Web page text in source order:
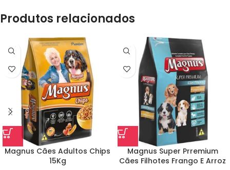
Produtos relacionados
Magnus Cães Adultos Chips
15Kg
Magnus Super Prremium
Cães Filhotes Frango E Arroz